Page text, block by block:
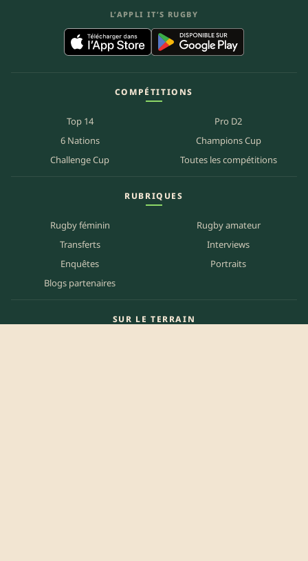
L’APPLI IT’S RUGBY
COMPÉTITIONS
Top 14
Pro D2
6 Nations
Champions Cup
Challenge Cup
Toutes les compétitions
RUBRIQUES
Rugby féminin
Rugby amateur
Transferts
Interviews
Enquêtes
Portraits
Blogs partenaires
SUR LE TERRAIN